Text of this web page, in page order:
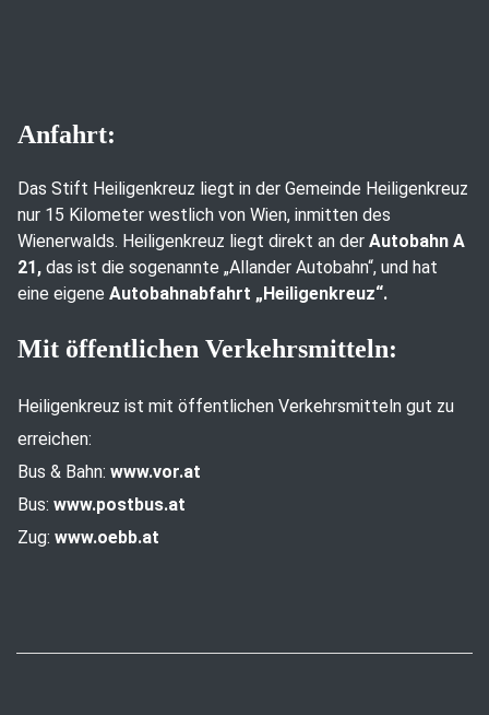
Anfahrt:
Das Stift Heiligenkreuz liegt in der Gemeinde Heiligenkreuz
nur 15 Kilometer westlich von Wien, inmitten des
Wienerwalds. Heiligenkreuz liegt direkt an der Autobahn A
21, das ist die sogenannte „Allander Autobahn“, und hat
eine eigene Autobahnabfahrt „Heiligenkreuz“.
Mit öffentlichen Verkehrsmitteln:
Heiligenkreuz ist mit öffentlichen Verkehrsmitteln gut zu
erreichen:
Bus & Bahn: www.vor.at
Bus: www.postbus.at
Zug: www.oebb.at